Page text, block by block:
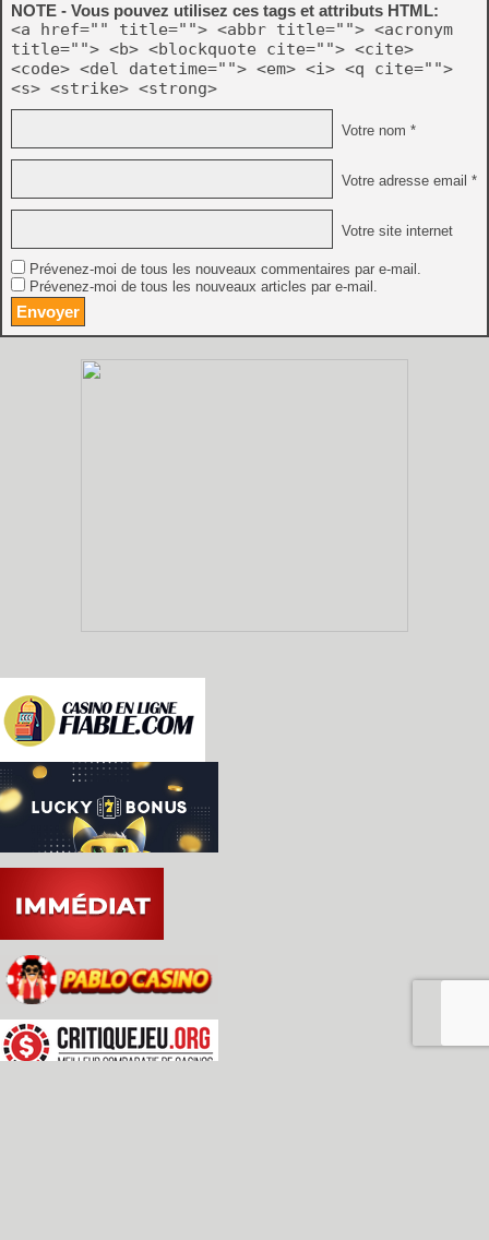
NOTE - Vous pouvez utilisez ces tags et attributs HTML:
<a href="" title=""> <abbr title=""> <acronym
title=""> <b> <blockquote cite=""> <cite>
<code> <del datetime=""> <em> <i> <q cite="">
<s> <strike> <strong>
Votre nom *
Votre adresse email *
Votre site internet
Prévenez-moi de tous les nouveaux commentaires par e-mail.
Prévenez-moi de tous les nouveaux articles par e-mail.